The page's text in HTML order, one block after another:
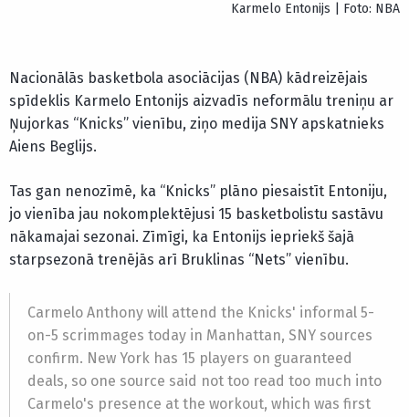
Karmelo Entonijs | Foto: NBA
Nacionālās basketbola asociācijas (NBA) kādreizējais
spīdeklis Karmelo Entonijs aizvadīs neformālu treniņu ar
Ņujorkas “Knicks” vienību, ziņo medija SNY apskatnieks
Aiens Beglijs.
Tas gan nenozīmē, ka “Knicks” plāno piesaistīt Entoniju,
jo vienība jau nokomplektējusi 15 basketbolistu sastāvu
nākamajai sezonai. Zīmīgi, ka Entonijs iepriekš šajā
starpsezonā trenējās arī Bruklinas “Nets” vienību.
Carmelo Anthony will attend the Knicks' informal 5-
on-5 scrimmages today in Manhattan, SNY sources
confirm. New York has 15 players on guaranteed
deals, so one source said not too read too much into
Carmelo's presence at the workout, which was first